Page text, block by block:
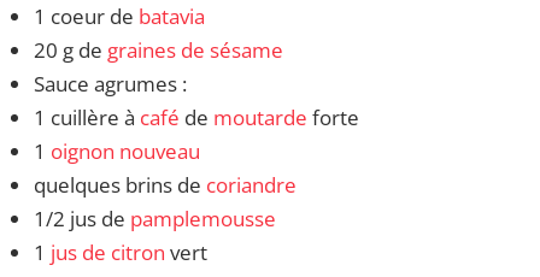
1 coeur de batavia
20 g de graines de sésame
Sauce agrumes :
1 cuillère à café de moutarde forte
1 oignon nouveau
quelques brins de coriandre
1/2 jus de pamplemousse
1 jus de citron vert